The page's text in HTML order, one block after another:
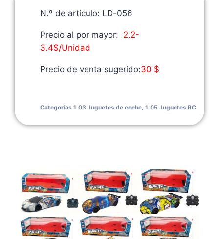
N.º de artículo: LD-056
Precio al por mayor: 2.2-
3.4$/Unidad
Precio de venta sugerido:30 $
Categorías 1.03 Juguetes de coche, 1.05 Juguetes RC